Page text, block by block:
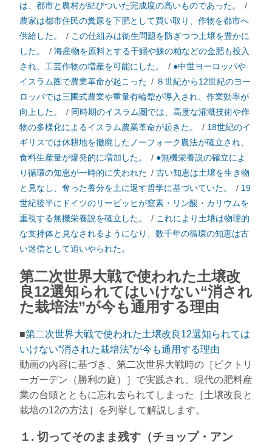
は、都市と農村が結びついた完成度の高いものであった。
/
農家は都市住民の糞尿を下肥として買い取り、作物を都市へ
供給した。
/ この仕組みは衛生問題を防ぎつつ土壌を豊かに
した。
/ 海産物を原料とする干鰯や鰊の粕などの金肥も投入
され、工芸作物の増産を可能にした。
/ ●中世ヨーロッパや
イスラム圏で農業革命が起こった / ８世紀から12世紀のヨー
ロッパでは三圃式農業や重量有輪犂が導入され、作業効率が
向上した。
/ 同時期のイスラム圏では、高度な灌漑技術や作
物の多様化によるイスラム農業革命が起きた。
/ 18世紀のイ
ギリスでは休耕地を撤廃したノーフォーク農法が確立され、
食料生産量が爆発的に増加した。
/ ●無機栄養説の確立によ
り循環の知恵が一時的に失われた / 古い知恵は土壌を生き物
と見なし、奪った養分を土に返す哲学に基づいていた。
/ 19
世紀後半にドイツのリービッヒが窒素・リン酸・カリウムを
重視する無機栄養説を確立した。
/ これにより土壌は物理的
な支持体と見なされるようになり、数千年の循環の知恵は古
い迷信として追いやられた。
第二次世界大戦で使われた土壌改
良12選知られてはいけない“消され
た栽培法”が今も通用する理由
■第二次世界大戦で使われた土壌改良12選知られては
いけない“消された栽培法”が今も通用する理由
動画の内容に基づき、第二次世界大戦時の［ビクトリ
ーガーデン（勝利の庭）］で実践され、現代の肥料産
業の台頭とともに忘れ去られてしまった［土壌改良と
栽培の12の方法］を列挙して解説します。
１. 切ってそのまま残す（チョップ・アン